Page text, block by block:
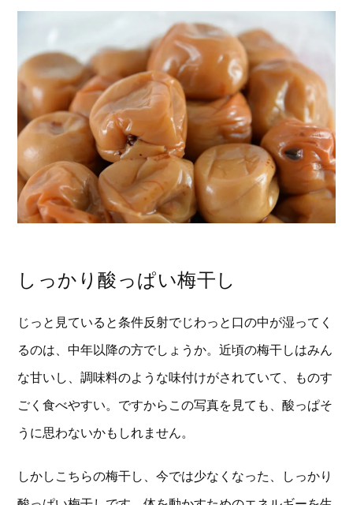
しっかり酸っぱい梅干し
じっと見ていると条件反射でじわっと口の中が湿ってく
るのは、中年以降の方でしょうか。近頃の梅干しはみん
な甘いし、調味料のような味付けがされていて、ものす
ごく食べやすい。ですからこの写真を見ても、酸っぱそ
うに思わないかもしれません。
しかしこちらの梅干し、今では少なくなった、しっかり